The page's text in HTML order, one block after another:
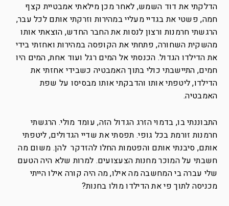
הדלקתי את דוד השמש, לאחר מכן מילאתי אמבטיית קצף
חמה, פשטי את בגדיי מעליי במהירות וזרקתי אותם לכל עבר,
הרגשתי חרמנות ורצון לנסות את החבר החדש, הוצאתי אותו
מהשקית השחורה, פתחתי את הקופסה במהירות ואחזתי בידי
את הדילדו הגדול. הכנסתי אל המים רגל ועוד אחת, המים היו
חמים, התיישבתי כולי בתוך האמבטיה כשבידי אחזתי את
הדילדו, ליטפתי אותו והדבקתי אותו מבסיסו על שפת
האמבטיה.
התבוננתי בו, בדמוי הזרג הגדול הזה, עומד מולי. הרגשתי
חרמנות זורמת בכל גופי. תפסתי את שדיי הגדולים, ליטפתי
אותם, סיבנתי אותם והפטמות החלו להזדקר להן. משום מה
חשבתי על המוכר מחנות הצעצועים. למרות שלא היה הטעם
שלי עברה בי המחשבה מה אילו, מה היה קורה אילו הייתי
מכניסה לתוך פי את הדילדו מולו בחנות?